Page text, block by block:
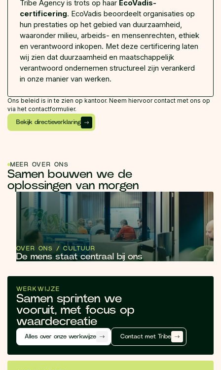
Tribe Agency is trots op haar EcoVadis-
certificering. EcoVadis beoordeelt organisaties op
hun prestaties op het gebied van duurzaamheid,
waaronder milieu, arbeids- en mensenrechten, ethiek
en verantwoord inkopen. Met deze certificering laten
wij zien dat duurzaamheid en maatschappelijk
verantwoord ondernemen structureel zijn verankerd
in onze manier van werken.
Ons beleid is in te zien op kantoor. Neem hiervoor contact met ons op
via het contactformulier.
Bekijk directieverklaring
MEER OVER ONS
Samen bouwen we de
oplossingen van morgen
OVER ONS / CULTUUR
De mens staat centraal bij ons
Alles over onze werkwijze Contact met Tribe
WERKWIJZE
Samen sprinten we
vooruit, met focus op
waardecreatie